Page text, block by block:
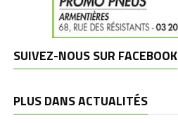
SUIVEZ-NOUS SUR FACEBOOK
PLUS DANS ACTUALITÉS